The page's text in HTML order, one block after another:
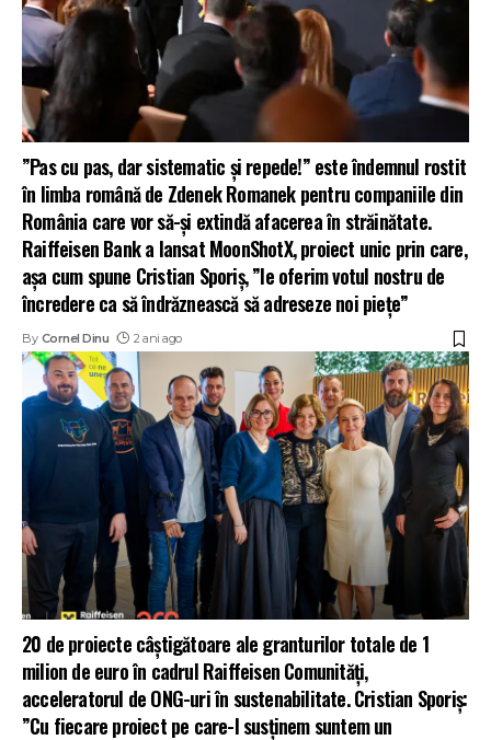
”Pas cu pas, dar sistematic și repede!” este îndemnul rostit
în limba română de Zdenek Romanek pentru companiile din
România care vor să-și extindă afacerea în străinătate.
Raiffeisen Bank a lansat MoonShotX, proiect unic prin care,
așa cum spune Cristian Sporiș, ”le oferim votul nostru de
încredere ca să îndrăznească să adreseze noi piețe”
By Cornel Dinu 2 ani ago
20 de proiecte câștigătoare ale granturilor totale de 1
milion de euro în cadrul Raiffeisen Comunități,
acceleratorul de ONG-uri în sustenabilitate. Cristian Sporiș:
”Cu fiecare proiect pe care-l susținem suntem un